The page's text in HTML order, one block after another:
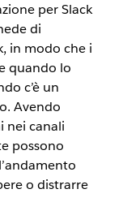
per Slack
di
in modo che i
quando lo
c’è un
Avendo
nei canali
possono
o distrarre